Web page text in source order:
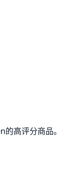
高评分商品。